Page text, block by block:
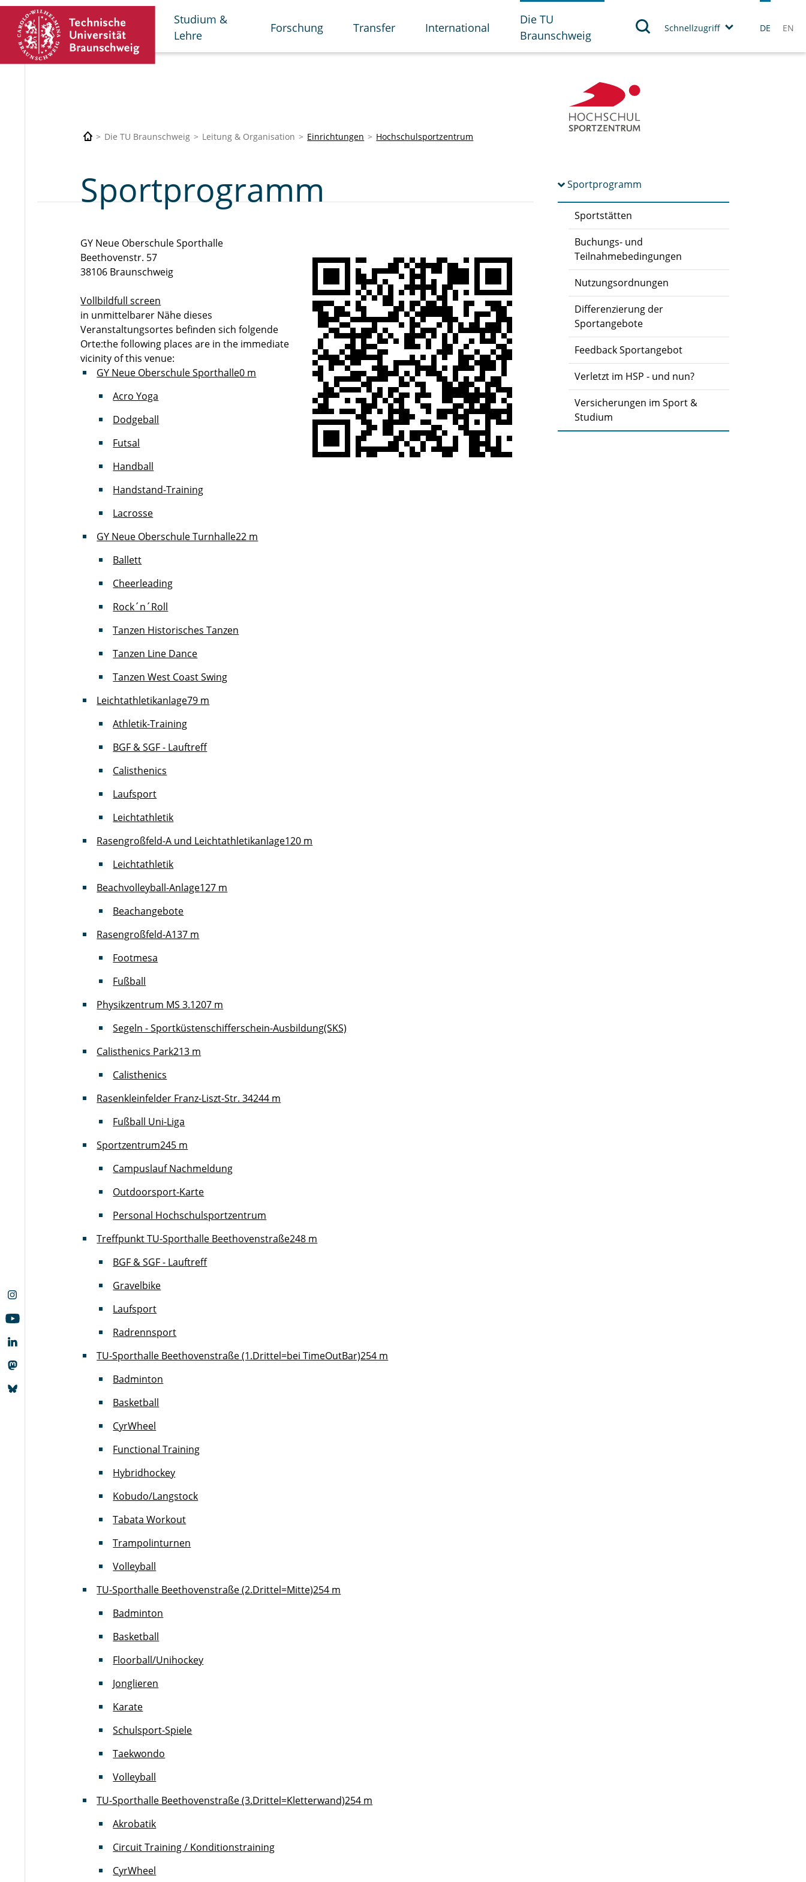
Studium &
Lehre
Forschung Transfer International
Die TU
Braunschweig
Schnellzugriff DE EN
Die TU Braunschweig Leitung & Organisation Einrichtungen Hochschulsportzentrum
Sportprogramm
Sportstätten
Buchungs- und
Teilnahmebedingungen
Nutzungsordnungen
Differenzierung der
Sportangebote
Feedback Sportangebot
Verletzt im HSP - und nun?
Versicherungen im Sport &
Studium
Sportprogramm
GY Neue Oberschule Sporthalle
Beethovenstr. 57
38106 Braunschweig
Vollbildfull screen
in unmittelbarer Nähe dieses
Veranstaltungsortes befinden sich folgende
Orte:the following places are in the immediate
vicinity of this venue:
GY Neue Oberschule Sporthalle0 m
Acro Yoga
Dodgeball
Futsal
Handball
Handstand-Training
Lacrosse
GY Neue Oberschule Turnhalle22 m
Ballett
Cheerleading
Rock´n´Roll
Tanzen Historisches Tanzen
Tanzen Line Dance
Tanzen West Coast Swing
Leichtathletikanlage79 m
Athletik-Training
BGF & SGF - Lauftreff
Calisthenics
Laufsport
Leichtathletik
Rasengroßfeld-A und Leichtathletikanlage120 m
Leichtathletik
Beachvolleyball-Anlage127 m
Beachangebote
Rasengroßfeld-A137 m
Footmesa
Fußball
Physikzentrum MS 3.1207 m
Segeln - Sportküstenschifferschein-Ausbildung(SKS)
Calisthenics Park213 m
Calisthenics
Rasenkleinfelder Franz-Liszt-Str. 34244 m
Fußball Uni-Liga
Sportzentrum245 m
Campuslauf Nachmeldung
Outdoorsport-Karte
Personal Hochschulsportzentrum
Treffpunkt TU-Sporthalle Beethovenstraße248 m
BGF & SGF - Lauftreff
Gravelbike
Laufsport
Radrennsport
TU-Sporthalle Beethovenstraße (1.Drittel=bei TimeOutBar)254 m
Badminton
Basketball
CyrWheel
Functional Training
Hybridhockey
Kobudo/Langstock
Tabata Workout
Trampolinturnen
Volleyball
TU-Sporthalle Beethovenstraße (2.Drittel=Mitte)254 m
Badminton
Basketball
Floorball/Unihockey
Jonglieren
Karate
Schulsport-Spiele
Taekwondo
Volleyball
TU-Sporthalle Beethovenstraße (3.Drittel=Kletterwand)254 m
Akrobatik
Circuit Training / Konditionstraining
CyrWheel